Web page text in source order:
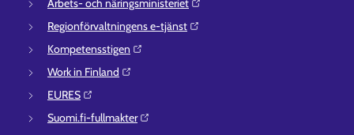
Arbets- och näringsministeriet⁠
Regionförvaltningens e-tjänst⁠
Kompetensstigen⁠
Work in Finland⁠
EURES⁠
Suomi.fi-fullmakter⁠